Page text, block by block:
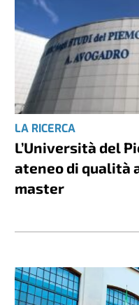
LA RICERCA
L’Università del
ateneo di qualità
master